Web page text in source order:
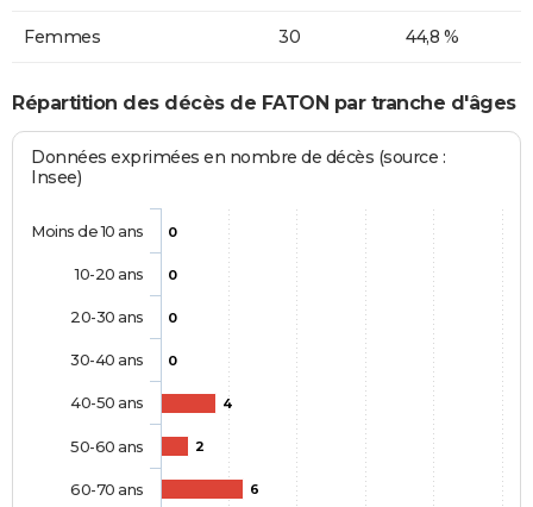
Femmes 30 44,8 %
Répartition des décès de FATON par tranche d'âges
Données exprimées en nombre de décès (source :
Insee)
0
0
0
0
4
2
6
Moins de 10 ans
10-20 ans
20-30 ans
30-40 ans
40-50 ans
50-60 ans
60-70 ans